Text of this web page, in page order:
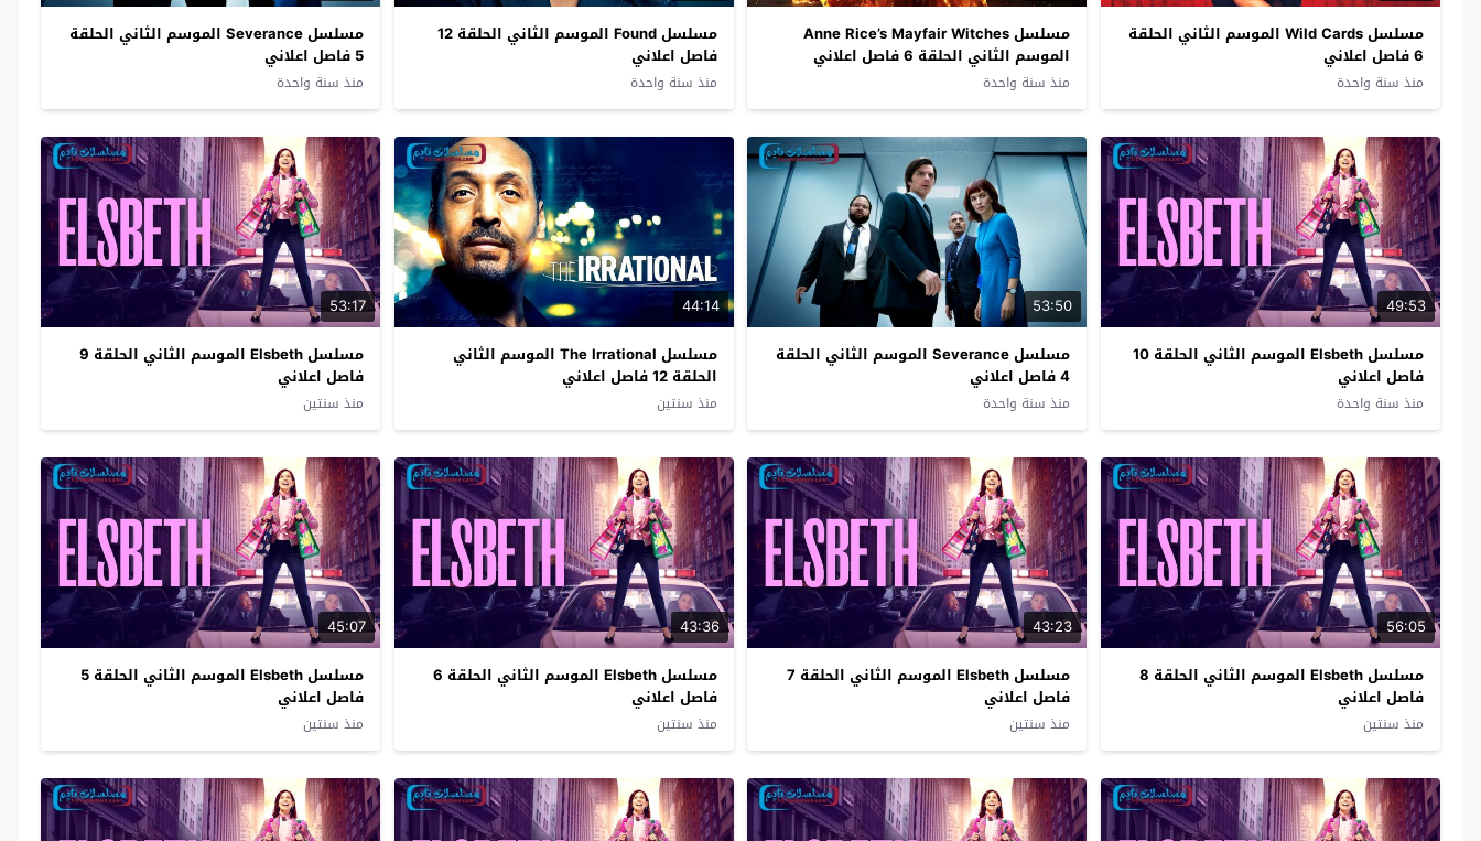
مسلسل Wild Cards الموسم الثاني الحلقة
6 فاصل اعلاني
منذ سنة واحدة
مسلسل Anne Rice’s Mayfair Witches
الموسم الثاني الحلقة 6 فاصل اعلاني
منذ سنة واحدة
مسلسل Found الموسم الثاني الحلقة 12
فاصل اعلاني
منذ سنة واحدة
مسلسل Severance الموسم الثاني الحلقة
5 فاصل اعلاني
منذ سنة واحدة
49:53
مسلسل Elsbeth الموسم الثاني الحلقة 10
فاصل اعلاني
منذ سنة واحدة
53:50
مسلسل Severance الموسم الثاني الحلقة
4 فاصل اعلاني
منذ سنة واحدة
44:14
مسلسل The Irrational الموسم الثاني
الحلقة 12 فاصل اعلاني
منذ سنتين
53:17
مسلسل Elsbeth الموسم الثاني الحلقة 9
فاصل اعلاني
منذ سنتين
56:05
مسلسل Elsbeth الموسم الثاني الحلقة 8
فاصل اعلاني
منذ سنتين
43:23
مسلسل Elsbeth الموسم الثاني الحلقة 7
فاصل اعلاني
منذ سنتين
43:36
مسلسل Elsbeth الموسم الثاني الحلقة 6
فاصل اعلاني
منذ سنتين
45:07
مسلسل Elsbeth الموسم الثاني الحلقة 5
فاصل اعلاني
منذ سنتين